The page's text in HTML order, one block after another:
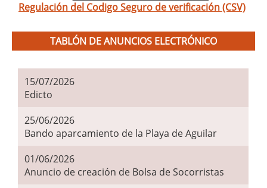
Regulación del Codigo Seguro de verificación (CSV)
TABLÓN DE ANUNCIOS ELECTRÓNICO
15/07/2026
Edicto
25/06/2026
Bando aparcamiento de la Playa de Aguilar
01/06/2026
Anuncio de creación de Bolsa de Socorristas